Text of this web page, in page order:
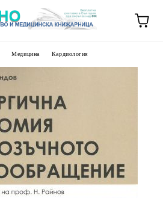
Медицина Кардиология